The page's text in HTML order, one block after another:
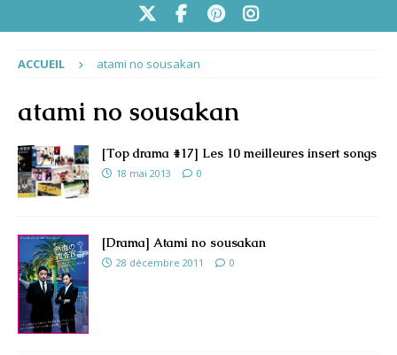
ACCUEIL atami no sousakan
atami no sousakan
[Top drama #17] Les 10 meilleures insert songs
18 mai 2013 0
[Drama] Atami no sousakan
28 décembre 2011 0